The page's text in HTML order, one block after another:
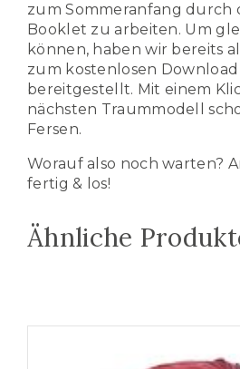
zum Sommeranfang durch
Booklet zu arbeiten. Um
können, haben wir bereits
zum kostenlosen Download
bereitgestellt. Mit einem
nächsten Traummodell
Fersen.
Worauf also noch warten?
fertig & los!
Ähnliche